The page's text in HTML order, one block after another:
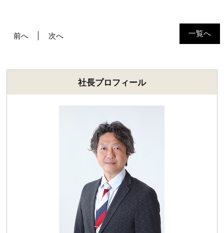
一覧へ
前へ 次へ
社長プロフィール